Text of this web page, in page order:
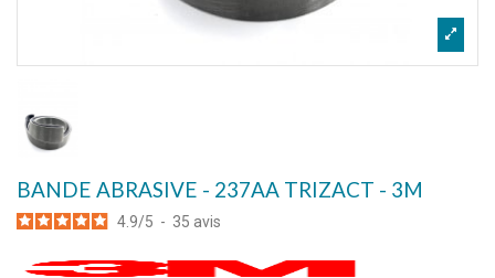
BANDE ABRASIVE - 237AA TRIZACT - 3M
4.9/5 - 35 avis